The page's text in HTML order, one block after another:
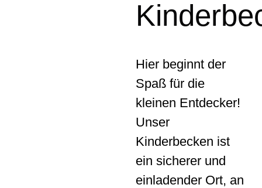
Hier beginnt der
Spaß für die
kleinen Entdecker!
Unser
Kinderbecken ist
ein sicherer und
einladender Ort, an